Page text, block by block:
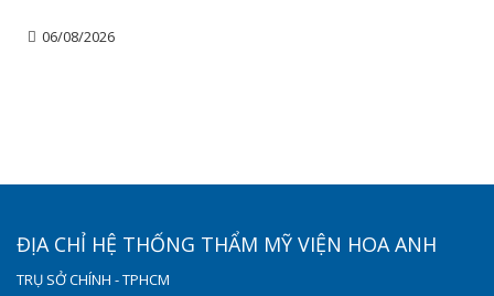
06/08/2026
ĐỊA CHỈ HỆ THỐNG THẨM MỸ VIỆN HOA ANH
TRỤ SỞ CHÍNH - TPHCM